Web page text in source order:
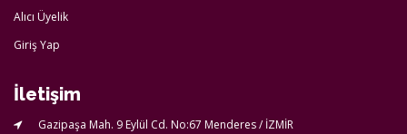
Alıcı Üyelik
Giriş Yap
İletişim
Gazipaşa Mah. 9 Eylül Cd. No:67 Menderes / İZMİR